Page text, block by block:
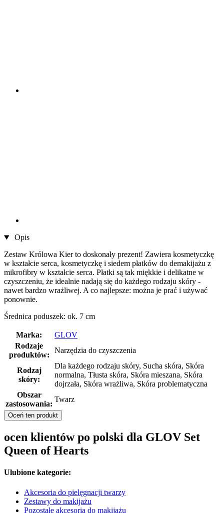
Opis
Zestaw Królowa Kier to doskonały prezent! Zawiera kosmetyczkę
w kształcie serca, kosmetyczkę i siedem płatków do demakijażu z
mikrofibry w kształcie serca. Płatki są tak miękkie i delikatne w
czyszczeniu, że idealnie nadają się do każdego rodzaju skóry -
nawet bardzo wrażliwej. A co najlepsze: można je prać i używać
ponownie.
Średnica poduszek: ok. 7 cm
Marka:
GLOV
Rodzaje
produktów:
Narzędzia do czyszczenia
Rodzaj
skóry:
Dla każdego rodzaju skóry, Sucha skóra, Skóra
normalna, Tłusta skóra, Skóra mieszana, Skóra
dojrzała, Skóra wrażliwa, Skóra problematyczna
Obszar
zastosowania:
Twarz
Oceń ten produkt
ocen klientów po polski dla GLOV Set
Queen of Hearts
Ulubione kategorie:
Akcesoria do pielęgnacji twarzy
Zestawy do makijażu
Pozostałe akcesoria do makijażu